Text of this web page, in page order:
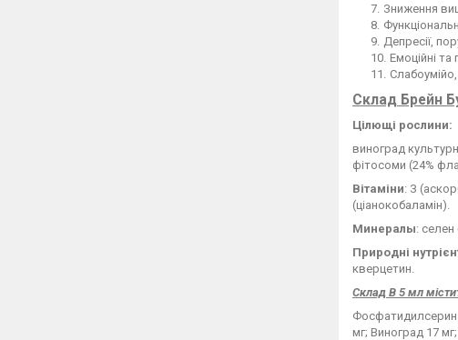
Зниження
Депресії,
Емоційні та
Склад Брейн
Цілющі рослини:
виноград
фітосоми (24%
Вітаміни: З
(ціанокобаламін).
Минералы: селен
Природні
кверцетин.
Склад В 5 мл
Фосфатидилсерин
мг; Виноград 17